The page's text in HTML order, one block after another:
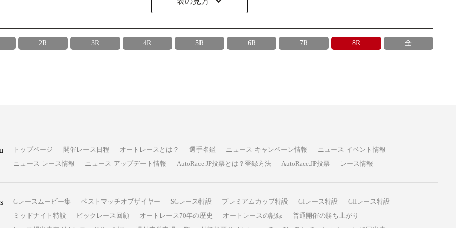
2R 3R 4R 5R 6R 7R 8R 全
トップページ 開催レース日程 オートレースとは？ 選手名鑑 ニュース-キャンペーン情報
ニュース-イベント情報
ニュース-レース情報
ニュース-アップデート情報 AutoRace.JP投票とは？登録方法 AutoRace.JP投票 レース情報
Gレースムービー集 ベストマッチオブザイヤー SGレース特設 プレミアムカップ特設 GIレース特設
GIIレース特設
ミッドナイト特設
ビックレース回顧 オートレース70年の歴史 オートレースの記録
普通開催の勝ち上がり